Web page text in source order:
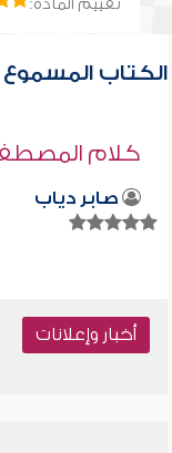
تقييم المادة:
الكتاب المسموع
كلام
صابر دياب
أخبار وإعلانات